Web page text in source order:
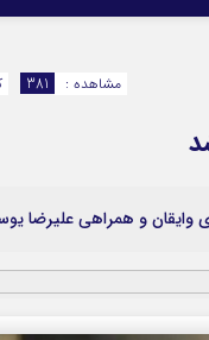
مشاهده : 381
و همراهی علیرضا